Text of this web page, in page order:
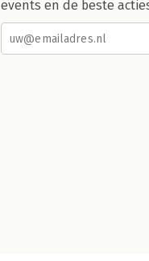
events en de beste